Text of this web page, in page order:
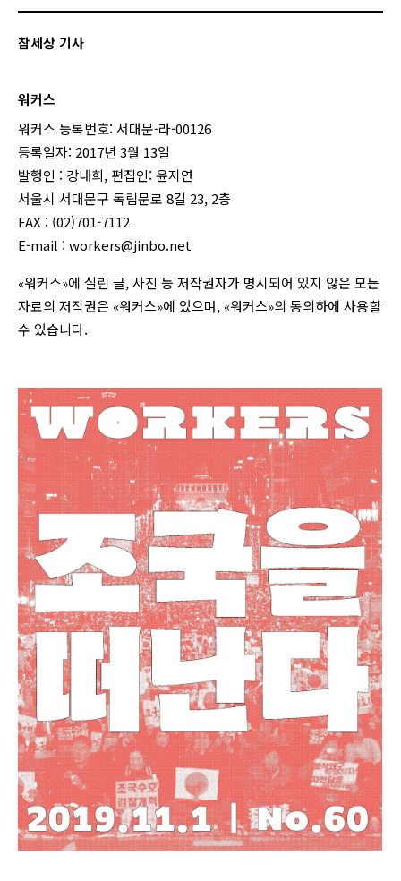
참세상 기사
워커스
워커스 등록번호: 서대문-라-00126
등록일자: 2017년 3월 13일
발행인 : 강내희, 편집인: 윤지연
서울시 서대문구 독립문로 8길 23, 2층
FAX : (02)701-7112
E-mail : workers@jinbo.net
«워커스»에 실린 글, 사진 등 저작권자가 명시되어 있지 않은 모든
자료의 저작권은 «워커스»에 있으며, «워커스»의 동의하에 사용할
수 있습니다.